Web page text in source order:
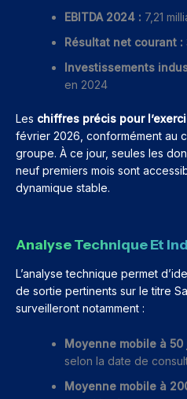
EBITDA 2024 : 7,21
Résultat net courant :
Investissements
en 2024
Les chiffres précis pour
février 2026, conformément au
groupe. À ce jour, seules les
neuf premiers mois sont
dynamique stable.
Analyse Technique Et
L’analyse technique permet
de sortie pertinents sur le titre
surveilleront notamment :
Moyenne mobile à 50
selon la date de
Moyenne mobile à